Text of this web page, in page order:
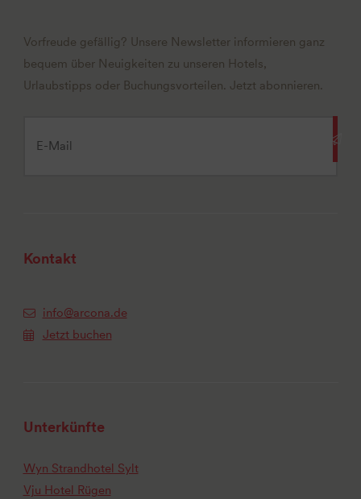
Vorfreude gefällig? Unsere Newsletter informieren ganz
bequem über Neuigkeiten zu unseren Hotels,
Urlaubstipps oder Buchungsvorteilen. Jetzt abonnieren.
Kontakt
info@arcona.de
Jetzt buchen
Unterkünfte
Wyn Strandhotel Sylt
Vju Hotel Rügen